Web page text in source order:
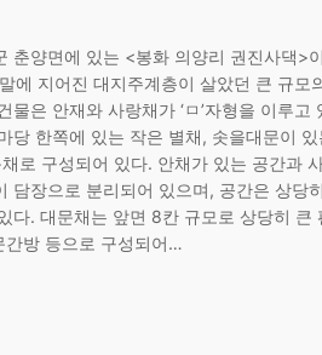
춘양면에 있는 <봉화 의양리 권진사댁>이
에 지어진 대지주계층이 살았던 큰 규모
물은 안재와 사랑채가 ‘ㅁ’자형을 이루고
당 한쪽에 있는 작은 별채, 솟을대문이 있
로 구성되어 있다. 안채가 있는 공간과
담장으로 분리되어 있으며, 공간은 상당히
다. 대문채는 앞면 8칸 규모로 상당히 큰
간방 등으로 구성되어…